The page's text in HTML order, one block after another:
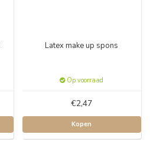
Latex make up spons
Op voorraad
€2,47
Kopen